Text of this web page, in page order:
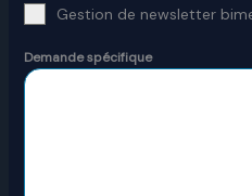
Gestion de newsletter
Demande spécifique